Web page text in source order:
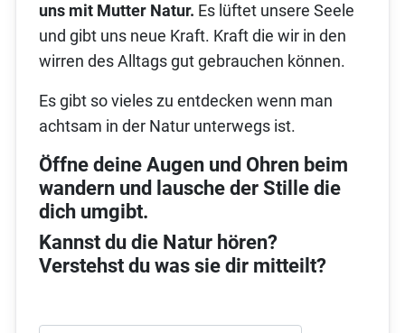
uns mit Mutter Natur. Es lüftet unsere Seele
und gibt uns neue Kraft. Kraft die wir in den
wirren des Alltags gut gebrauchen können.
Es gibt so vieles zu entdecken wenn man
achtsam in der Natur unterwegs ist.
Öffne deine Augen und Ohren beim
wandern und lausche der Stille die
dich umgibt.
Kannst du die Natur hören?
Verstehst du was sie dir mitteilt?